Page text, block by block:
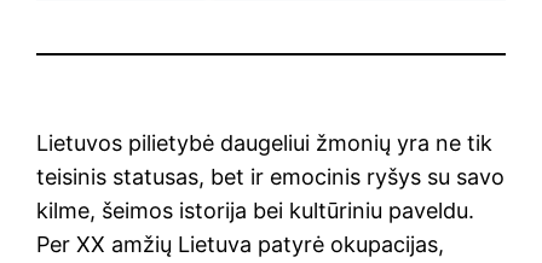
Lietuvos pilietybė daugeliui žmonių yra ne tik
teisinis statusas, bet ir emocinis ryšys su savo
kilme, šeimos istorija bei kultūriniu paveldu.
Per XX amžių Lietuva patyrė okupacijas,